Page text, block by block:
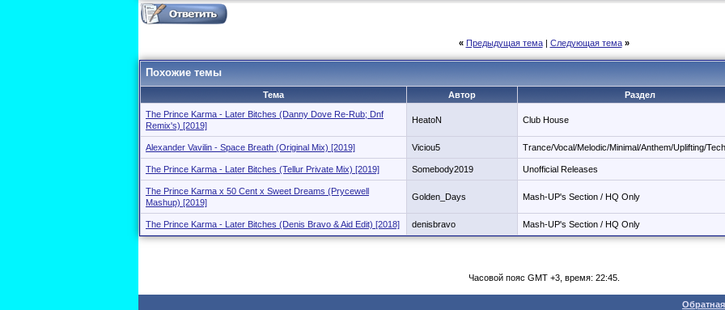
« Предыдущая тема| Следующая тема »
Похожие темы
Тема Автор
Раздел
The Prince Karma - Later Bitches (Danny Dove Re-Rub; Dnf
Remix's) [2019]
HeatoN Club House
Alexander Vavilin - Space Breath (Original Mix) [2019] Viciou5 Trance/Vocal/Melodic/Minimal/Anthem/Uplifting/
The Prince Karma - Later Bitches (Tellur Private Mix) [2019] Somebody2019 Unofficial Releases
The Prince Karma x 50 Cent x Sweet Dreams (Prycewell
Mashup) [2019]
Golden_Days Mash-UP's Section / HQ Only
The Prince Karma - Later Bitches (Denis Bravo & Aid Edit) [2018] denisbravo Mash-UP's Section / HQ Only
Часовой пояс GMT +3, время: 22:45.